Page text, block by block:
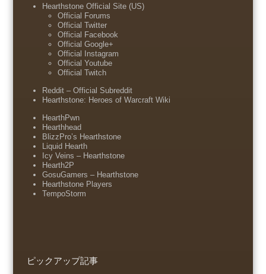
Hearthstone Official Site (US)
Official Forums
Official Twitter
Official Facebook
Official Google+
Official Instagram
Official Youtube
Official Twitch
Reddit – Official Subreddit
Hearthstone: Heroes of Warcraft Wiki
HearthPwn
Hearthhead
BlizzPro’s Hearthstone
Liquid Hearth
Icy Veins – Hearthstone
Hearth2P
GosuGamers – Hearthstone
Hearthstone Players
TempoStorm
ピックアップ記事